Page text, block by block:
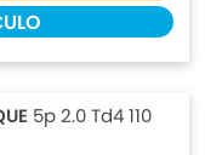
5p 2.0 Td4 110